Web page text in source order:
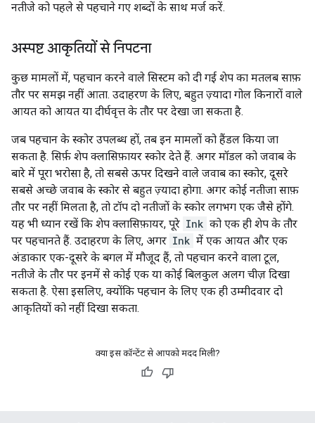
नतीजे को पहले से पहचाने गए शब्दों के साथ मर्ज करें.
अस्पष्ट आकृतियों से निपटना
कुछ मामलों में, पहचान करने वाले सिस्टम को दी गई शेप का मतलब साफ़
तौर पर समझ नहीं आता. उदाहरण के लिए, बहुत ज़्यादा गोल किनारों वाले
आयत को आयत या दीर्घवृत्त के तौर पर देखा जा सकता है.
जब पहचान के स्कोर उपलब्ध हों, तब इन मामलों को हैंडल किया जा
सकता है. सिर्फ़ शेप क्लासिफ़ायर स्कोर देते हैं. अगर मॉडल को जवाब के
बारे में पूरा भरोसा है, तो सबसे ऊपर दिखने वाले जवाब का स्कोर, दूसरे
सबसे अच्छे जवाब के स्कोर से बहुत ज़्यादा होगा. अगर कोई नतीजा साफ़
तौर पर नहीं मिलता है, तो टॉप दो नतीजों के स्कोर लगभग एक जैसे होंगे.
यह भी ध्यान रखें कि शेप क्लासिफ़ायर, पूरे Ink को एक ही शेप के तौर
पर पहचानते हैं. उदाहरण के लिए, अगर Ink में एक आयत और एक
अंडाकार एक-दूसरे के बगल में मौजूद हैं, तो पहचान करने वाला टूल,
नतीजे के तौर पर इनमें से कोई एक या कोई बिलकुल अलग चीज़ दिखा
सकता है. ऐसा इसलिए, क्योंकि पहचान के लिए एक ही उम्मीदवार दो
आकृतियों को नहीं दिखा सकता.
क्या इस कॉन्टेंट से आपको मदद मिली?